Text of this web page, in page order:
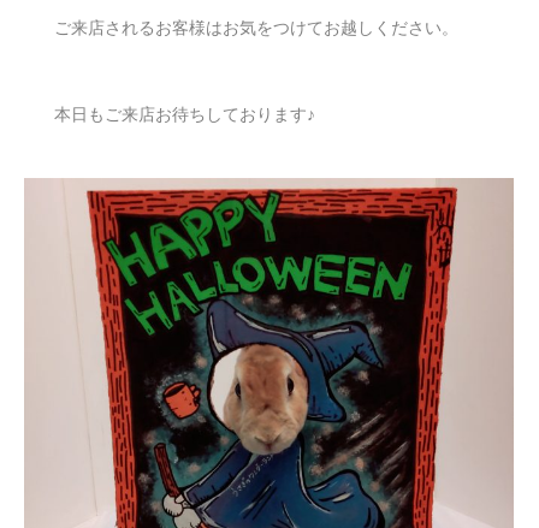
ご来店されるお客様はお気をつけてお越しください。
本日もご来店お待ちしております♪